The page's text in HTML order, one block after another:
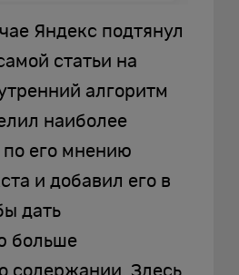
Яндекс подтянул
статьи на
алгоритм
наиболее
его мнению
и добавил его в
дать
больше